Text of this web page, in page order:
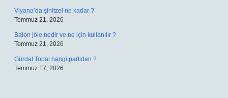
Viyana’da şinitzel ne kadar ?
Temmuz 21, 2026
Balon jöle nedir ve ne için kullanılır ?
Temmuz 21, 2026
Gürdal Topal hangi partiden ?
Temmuz 17, 2026